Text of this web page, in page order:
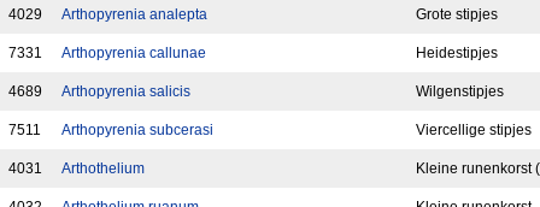
4029 Arthopyrenia analepta Grote stipjes
7331 Arthopyrenia callunae Heidestipjes
4689 Arthopyrenia salicis Wilgenstipjes
7511 Arthopyrenia subcerasi Viercellige stipjes
4031 Arthothelium Kleine runenkorst